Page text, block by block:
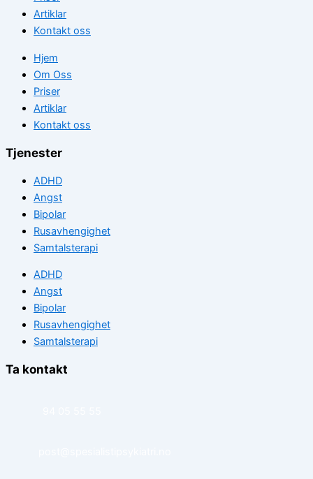
Artiklar
Kontakt oss
Hjem
Om Oss
Priser
Artiklar
Kontakt oss
Tjenester
ADHD
Angst
Bipolar
Rusavhengighet
Samtalsterapi
ADHD
Angst
Bipolar
Rusavhengighet
Samtalsterapi
Ta kontakt